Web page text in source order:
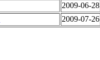
2009-06-28
2009-07-26